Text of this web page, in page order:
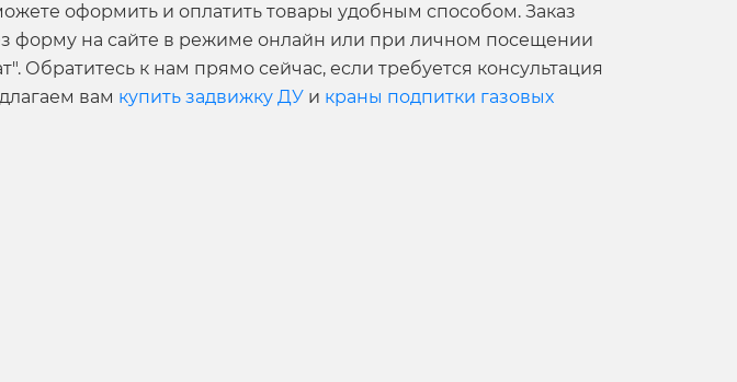
оформить и оплатить товары удобным способом. Заказ
форму на сайте в режиме онлайн или при личном посещении
Обратитесь к нам прямо сейчас, если требуется консультация
вам купить задвижку ДУ и краны подпитки газовых